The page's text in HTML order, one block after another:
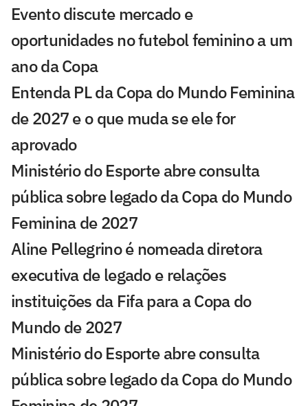
Evento discute mercado e
oportunidades no futebol feminino a um
ano da Copa
Entenda PL da Copa do Mundo Feminina
de 2027 e o que muda se ele for
aprovado
Ministério do Esporte abre consulta
pública sobre legado da Copa do Mundo
Feminina de 2027
Aline Pellegrino é nomeada diretora
executiva de legado e relações
instituições da Fifa para a Copa do
Mundo de 2027
Ministério do Esporte abre consulta
pública sobre legado da Copa do Mundo